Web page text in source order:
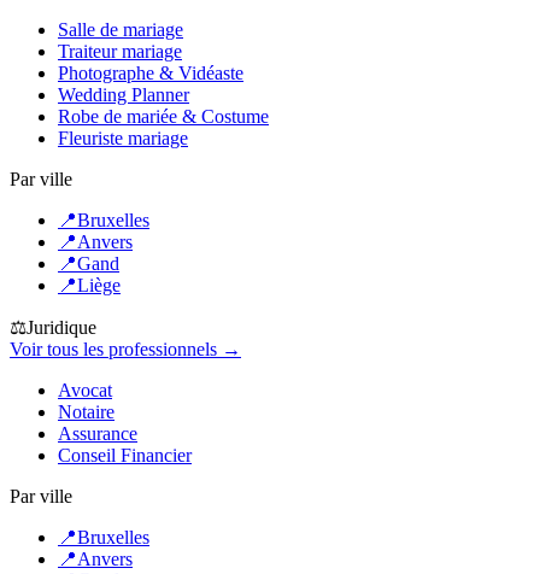
Salle de mariage
Traiteur mariage
Photographe & Vidéaste
Wedding Planner
Robe de mariée & Costume
Fleuriste mariage
Par ville
📍Bruxelles
📍Anvers
📍Gand
📍Liège
⚖️Juridique
Voir tous les professionnels →
Avocat
Notaire
Assurance
Conseil Financier
Par ville
📍Bruxelles
📍Anvers